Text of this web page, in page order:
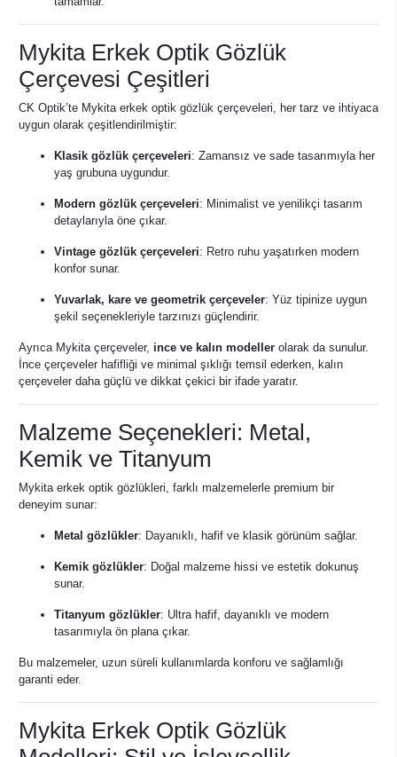
Mykita Erkek Optik Gözlük
Çerçevesi Çeşitleri
CK Optik’te Mykita erkek optik gözlük çerçeveleri, her tarz ve ihtiyaca
uygun olarak çeşitlendirilmiştir:
Klasik gözlük çerçeveleri: Zamansız ve sade tasarımıyla her
yaş grubuna uygundur.
Modern gözlük çerçeveleri: Minimalist ve yenilikçi tasarım
detaylarıyla öne çıkar.
Vintage gözlük çerçeveleri: Retro ruhu yaşatırken modern
konfor sunar.
Yuvarlak, kare ve geometrik çerçeveler: Yüz tipinize uygun
şekil seçenekleriyle tarzınızı güçlendirir.
Ayrıca Mykita çerçeveler, ince ve kalın modeller olarak da sunulur.
İnce çerçeveler hafifliği ve minimal şıklığı temsil ederken, kalın
çerçeveler daha güçlü ve dikkat çekici bir ifade yaratır.
Malzeme Seçenekleri: Metal,
Kemik ve Titanyum
Mykita erkek optik gözlükleri, farklı malzemelerle premium bir
deneyim sunar:
Metal gözlükler: Dayanıklı, hafif ve klasik görünüm sağlar.
Kemik gözlükler: Doğal malzeme hissi ve estetik dokunuş
sunar.
Titanyum gözlükler: Ultra hafif, dayanıklı ve modern
tasarımıyla ön plana çıkar.
Bu malzemeler, uzun süreli kullanımlarda konforu ve sağlamlığı
garanti eder.
Mykita Erkek Optik Gözlük